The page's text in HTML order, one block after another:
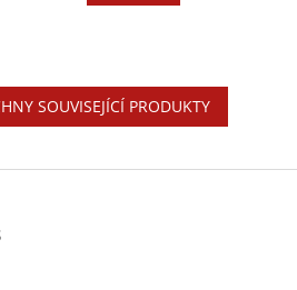
SOUVISEJÍCÍ PRODUKTY